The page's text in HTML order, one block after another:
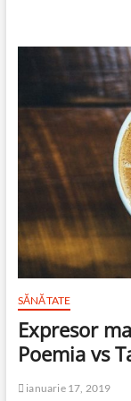
SĂNĂTATE
Expresor
Poemia vs
ianuarie 17, 2019